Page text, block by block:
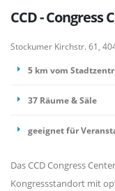
CCD - Congress
Stockumer Kirchstr. 61,
5 km vom
37 Räume & Säle
geeignet für
Das CCD Congress
Kongressstandort mit